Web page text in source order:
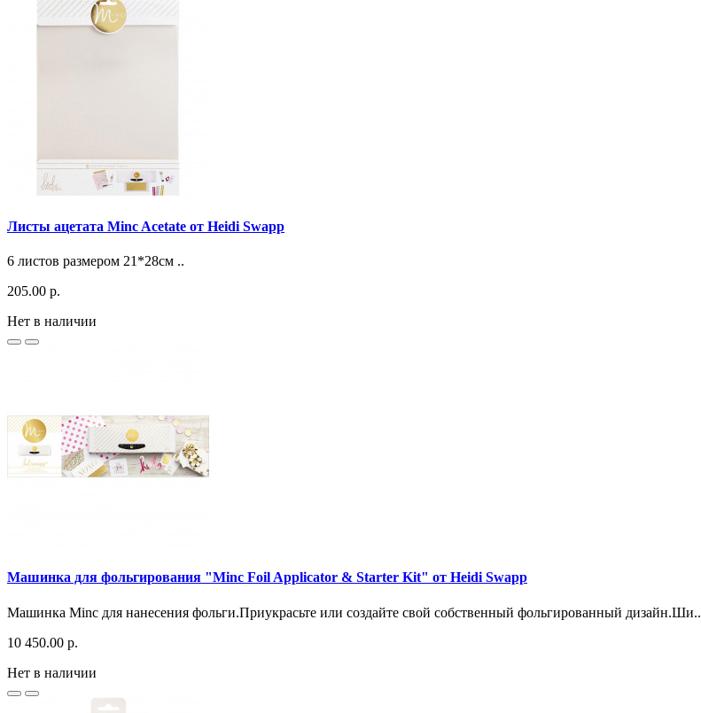
Листы ацетата Minc Acetate от Heidi Swapp
6 листов размером 21*28см ..
205.00 р.
Нет в наличии
Машинка для фольгирования "Minc Foil Applicator & Starter Kit" от Heidi Swapp
Машинка Minc для нанесения фольги.Приукрасьте или создайте свой собственный фольгированный дизайн.Ши..
10 450.00 р.
Нет в наличии